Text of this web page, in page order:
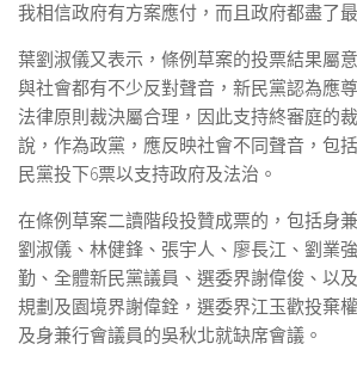
我相信政府有方案應付，而且政府都盡了最
葉劉淑儀又表示，條例草案的投票結果屬
與社會都有不少反對聲音，新民黨認為應
法律原則裁決屬合理，因此支持終審庭的
說，作為政黨，應反映社會不同聲音，包
民黨投下6票以支持政府及法治。
在條例草案二讀階段投贊成票的，包括身
劉淑儀、林健鋒、張宇人、廖長江、劉業
勤、全體新民黨議員、選委界謝偉俊、以
規劃及園境界謝偉銓，選委界江玉歡投棄
及身兼行會議員的吳秋北就缺席會議。